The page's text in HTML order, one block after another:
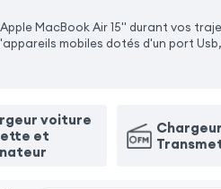
MacBook Air 15'' durant vos
mobiles dotés d'un port Usb,
voiture
et